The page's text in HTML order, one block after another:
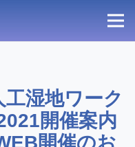
湿地ワーク
開催案内